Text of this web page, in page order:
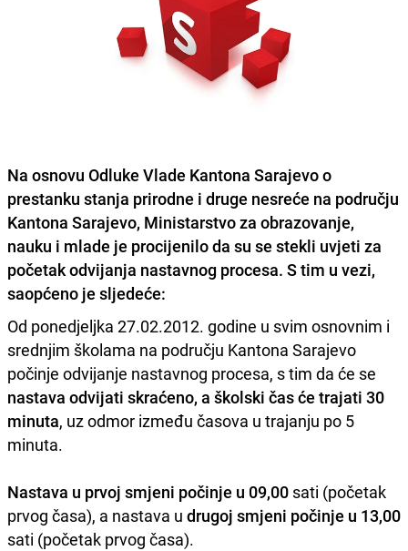
Na osnovu Odluke Vlade Kantona Sarajevo o
prestanku stanja prirodne i druge nesreće na području
Kantona Sarajevo, Ministarstvo za obrazovanje,
nauku i mlade je procijenilo da su se stekli uvjeti za
početak odvijanja nastavnog procesa. S tim u vezi,
saopćeno je sljedeće:
Od ponedjeljka 27.02.2012. godine u svim osnovnim i
srednjim školama na području Kantona Sarajevo
počinje odvijanje nastavnog procesa, s tim da će se
nastava odvijati skraćeno, a školski čas će trajati 30
minuta, uz odmor između časova u trajanju po 5
minuta.
Nastava u prvoj smjeni počinje u 09,00 sati (početak
prvog časa), a nastava u drugoj smjeni počinje u 13,00
sati (početak prvog časa).